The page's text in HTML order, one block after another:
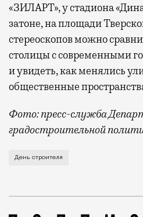
«ЗИЛАРТ», у стадиона
затоне, на площади
стереоскопов можно
столицы с современными
и увидеть, как менялись
общественные
Фото: пресс-служба
градостроительной
В этом году
День строителя